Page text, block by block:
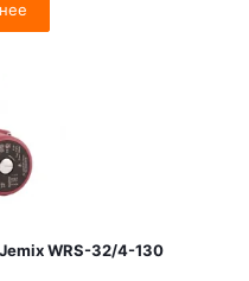
WRS-32/4-130